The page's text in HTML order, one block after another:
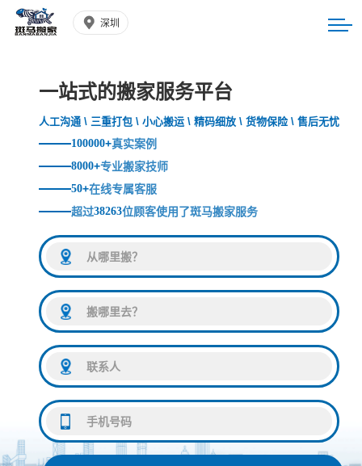
深圳
一站式的搬家服务平台
人工沟通 \ 三重打包 \ 小心搬运 \ 精码细放 \ 货物保险 \ 售后无忧
100000+真实案例
8000+专业搬家技师
50+在线专属客服
超过38263位顾客使用了斑马搬家服务